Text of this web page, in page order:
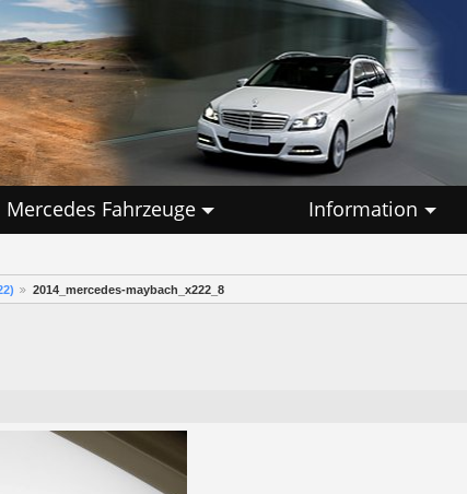
Mercedes Fahrzeuge Information
2014_mercedes-maybach_x222_8